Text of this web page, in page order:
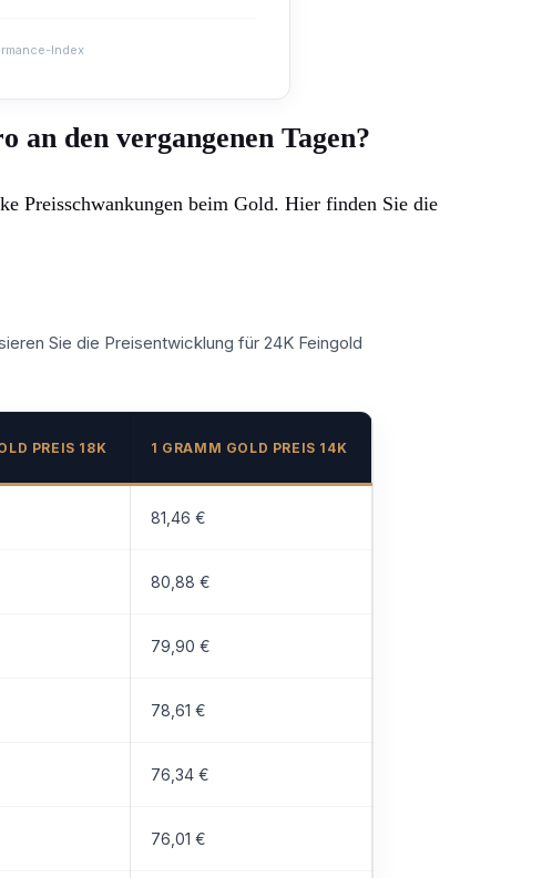
Index
den vergangenen Tagen?
Preisschwankungen beim Gold. Hier finden Sie die
Sie die Preisentwicklung für 24K Feingold
PREIS 18K 1 GRAMM GOLD PREIS 14K
81,46 €
80,88 €
79,90 €
78,61 €
76,34 €
76,01 €